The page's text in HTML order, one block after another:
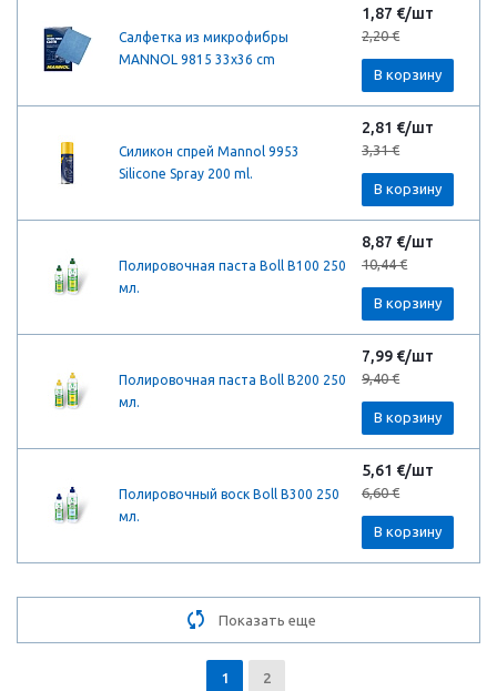
Салфетка из микрофибры
MANNOL 9815 33x36 cm
1,87 €/шт
2,20 €
В корзину
Силикон спрей Mannol 9953
Silicone Spray 200 ml.
2,81 €/шт
3,31 €
В корзину
Полировочная паста Boll B100 250
мл.
8,87 €/шт
10,44 €
В корзину
Полировочная паста Boll B200 250
мл.
7,99 €/шт
9,40 €
В корзину
Полировочный воск Boll B300 250
мл.
5,61 €/шт
6,60 €
В корзину
Показать еще
1 2